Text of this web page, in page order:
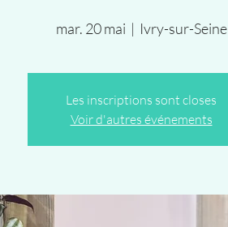
mar. 20 mai
  |
Ivry-sur-Seine
Les inscriptions sont closes
Voir d'autres événements